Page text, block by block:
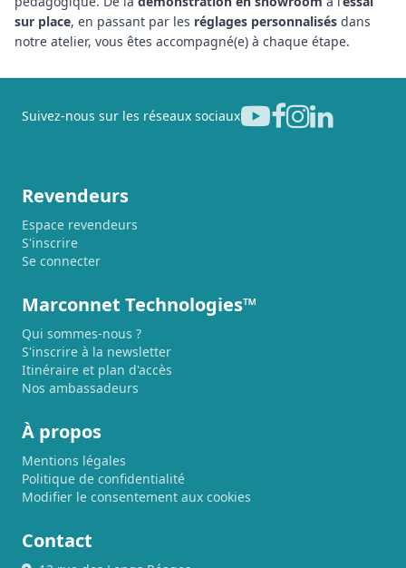
sur place, en passant par les réglages personnalisés dans
notre atelier, vous êtes accompagné(e) à chaque étape.
Suivez-nous sur les réseaux sociaux
Revendeurs
Espace revendeurs
S'inscrire
Se connecter
Marconnet Technologies™
Qui sommes-nous ?
S'inscrire à la newsletter
Itinéraire et plan d'accès
Nos ambassadeurs
À propos
Mentions légales
Politique de confidentialité
Modifier le consentement aux cookies
Contact